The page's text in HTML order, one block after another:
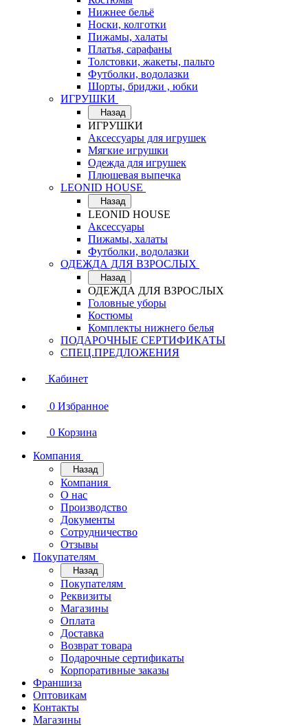
Нижнее бельё
Носки, колготки
Пижамы, халаты
Платья, сарафаны
Толстовки, жакеты, пальто
Футболки, водолазки
Шорты, бриджи , юбки
ИГРУШКИ
Назад
ИГРУШКИ
Аксессуары для игрушек
Мягкие игрушки
Одежда для игрушек
Плюшевая выпечка
LEONID HOUSE
Назад
LEONID HOUSE
Аксессуары
Пижамы, халаты
Футболки, водолазки
ОДЕЖДА ДЛЯ ВЗРОСЛЫХ
Назад
ОДЕЖДА ДЛЯ ВЗРОСЛЫХ
Головные уборы
Костюмы
Комплекты нижнего белья
ПОДАРОЧНЫЕ СЕРТИФИКАТЫ
СПЕЦ.ПРЕДЛОЖЕНИЯ
Кабинет
0 Избранное
0 Корзина
Компания
Назад
Компания
О нас
Производство
Документы
Сотрудничество
Отзывы
Покупателям
Назад
Покупателям
Реквизиты
Магазины
Оплата
Доставка
Возврат товара
Подарочные сертификаты
Корпоративные заказы
Франшиза
Оптовикам
Контакты
Магазины